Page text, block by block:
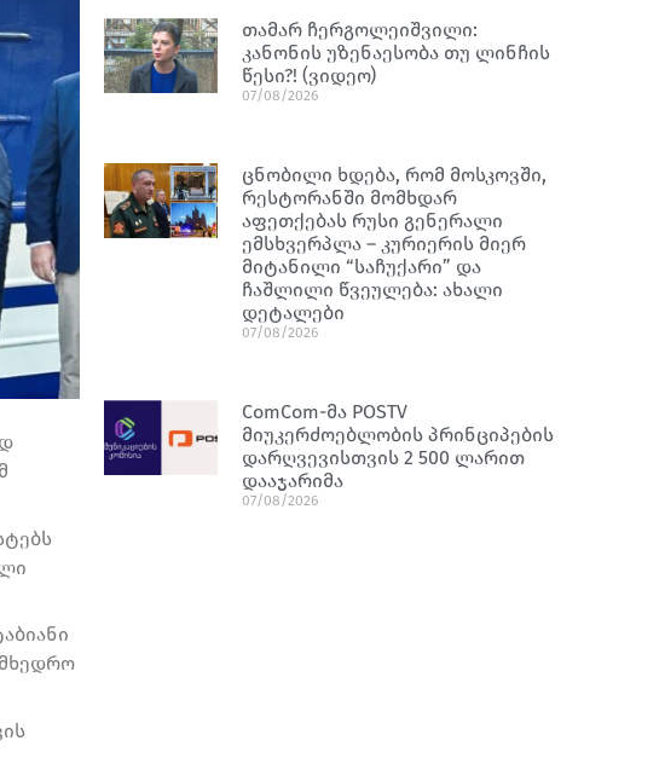
თამარ ჩერგოლეიშვილი:
კანონის უზენაესობა თუ ლინჩის
წესი?! (ვიდეო)
07/08/2026
ცნობილი ხდება, რომ მოსკოვში,
რესტორანში მომხდარ
აფეთქებას რუსი გენერალი
ემსხვერპლა – კურიერის მიერ
მიტანილი “საჩუქარი” და
ჩაშლილი წვეულება: ახალი
დეტალები
07/08/2026
ComCom-მა POSTV
მიუკერძოებლობის პრინციპების
დარღვევისთვის 2 500 ლარით
დააჯარიმა
07/08/2026